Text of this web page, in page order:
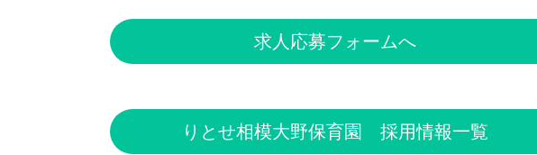
求人応募フォームへ
りとせ相模大野保育園 採用情報一覧